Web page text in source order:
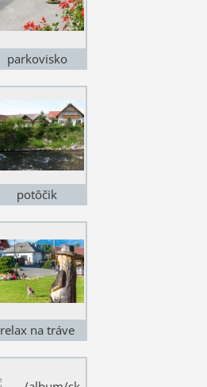
parkovisko
potôčik
relax na tráve